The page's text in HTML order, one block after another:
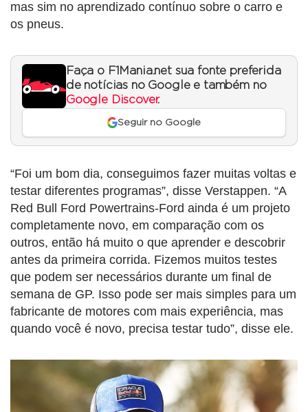
mas sim no aprendizado contínuo sobre o carro e
os pneus.
Faça o F1Mania.net sua fonte preferida
de notícias no Google e também no
Google Discover.
Seguir no Google
“Foi um bom dia, conseguimos fazer muitas voltas e
testar diferentes programas”, disse Verstappen. “A
Red Bull Ford Powertrains-Ford ainda é um projeto
completamente novo, em comparação com os
outros, então há muito o que aprender e descobrir
antes da primeira corrida. Fizemos muitos testes
que podem ser necessários durante um final de
semana de GP. Isso pode ser mais simples para um
fabricante de motores com mais experiência, mas
quando você é novo, precisa testar tudo”, disse ele.